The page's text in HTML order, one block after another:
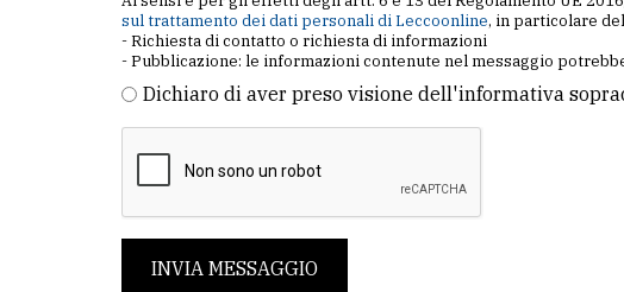
sul trattamento dei dati personali di Leccoonline, in particolare
- Richiesta di contatto o richiesta di informazioni
- Pubblicazione: le informazioni contenute nel messaggio
Dichiaro di aver preso visione dell'informativa
INVIA MESSAGGIO